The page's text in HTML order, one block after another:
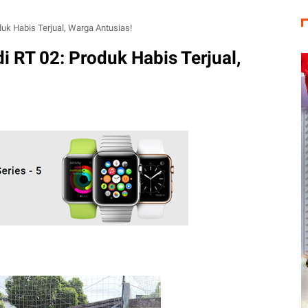
Habis Terjual, Warga Antusias!
RT 02: Produk Habis Terjual,